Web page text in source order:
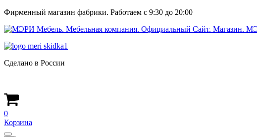
Фирменный магазин фабрики. Работаем с 9:30 до 20:00
Сделано в России
0
Корзина